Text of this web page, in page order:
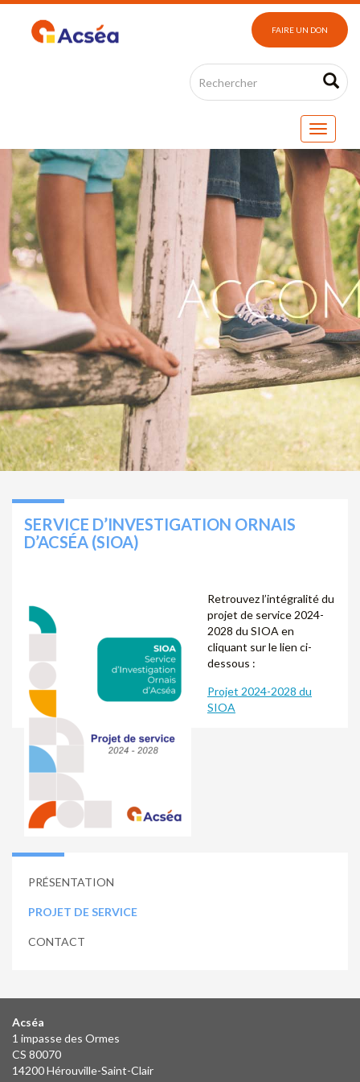
FAIRE UN DON
SERVICE D’INVESTIGATION ORNAIS
D’ACSÉA (SIOA)
Retrouvez l’intégralité du
projet de service 2024-
2028 du SIOA en
cliquant sur le lien ci-
dessous :
Projet 2024-2028 du
SIOA
PRÉSENTATION
PROJET DE SERVICE
CONTACT
Acséa
1 impasse des Ormes
CS 80070
14200 Hérouville-Saint-Clair